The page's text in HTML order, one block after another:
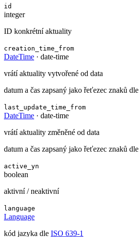
id
integer
ID konkrétní aktuality
creation_time_from
DateTime · date-time
vrátí aktuality vytvořené od data
datum a čas zapsaný jako řeťezec znaků dle
last_update_time_from
DateTime · date-time
vrátí aktuality změněné od data
datum a čas zapsaný jako řeťezec znaků dle
active_yn
boolean
aktivní / neaktivní
language
Language
kód jazyka dle ISO 639-1